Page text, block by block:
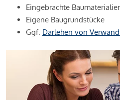
Eingebrachte
Eigene Baugrundstücke
Ggf. Darlehen von